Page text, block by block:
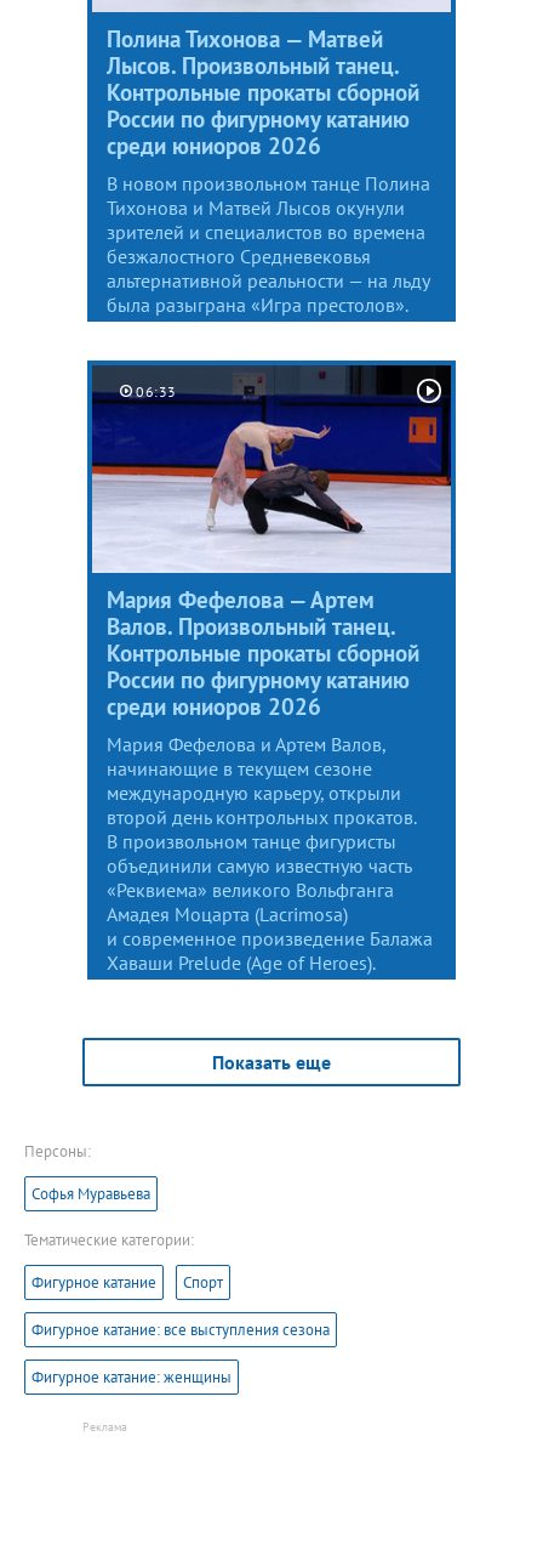
Полина Тихонова — Матвей
Лысов. Произвольный танец.
Контрольные прокаты сборной
России по фигурному катанию
среди юниоров 2026
В новом произвольном танце Полина
Тихонова и Матвей Лысов окунули
зрителей и специалистов во времена
безжалостного Средневековья
альтернативной реальности — на льду
была разыграна «Игра престолов».
06:33
Мария Фефелова — Артем
Валов. Произвольный танец.
Контрольные прокаты сборной
России по фигурному катанию
среди юниоров 2026
Мария Фефелова и Артем Валов,
начинающие в текущем сезоне
международную карьеру, открыли
второй день контрольных прокатов.
В произвольном танце фигуристы
объединили самую известную часть
«Реквиема» великого Вольфганга
Амадея Моцарта (Lacrimosa)
и современное произведение Балажа
Хаваши Prelude (Age of Heroes).
Показать еще
Персоны:
Софья Муравьева
Тематические категории:
Фигурное катание Спорт
Фигурное катание: все выступления сезона
Фигурное катание: женщины